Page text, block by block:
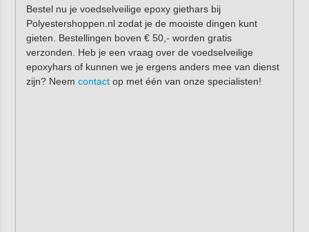
Bestel nu je voedselveilige epoxy giethars bij
Polyestershoppen.nl zodat je de mooiste dingen kunt
gieten. Bestellingen boven € 50,- worden gratis
verzonden. Heb je een vraag over de voedselveilige
epoxyhars of kunnen we je ergens anders mee van dienst
zijn? Neem contactop met één van onze specialisten!